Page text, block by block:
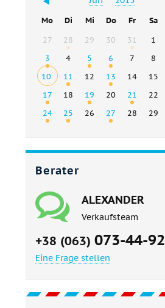
Mo Di Mi Do Fr Sa
27
28 29 30 31 1
3
4 5 6 7 8
10
11 12 13 14 15
17
18 19 20 21 22
24
25 26 27 28 29
Berater
ALEXANDER
Verkaufsteam
+38 (063) 073-44-92
Eine Frage stellen